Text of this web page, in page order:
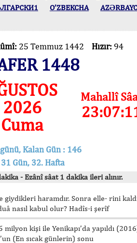
O’ZBEKCHA
25 Temmuz 1442 Hızır: 94
1448
2026
Cuma
Mahallî
günü, Kalan Gün : 146
31 Gün, 32. Hafta
- Ezânî sâat 1 dakika ileri alınır.
giydikleri haramdır. Sonra elle- rini
nasıl kabul olur? Hadîs-i şerîf
kişi ile Yenikapı’da yapıldı
(En sıcak günlerin) sonu